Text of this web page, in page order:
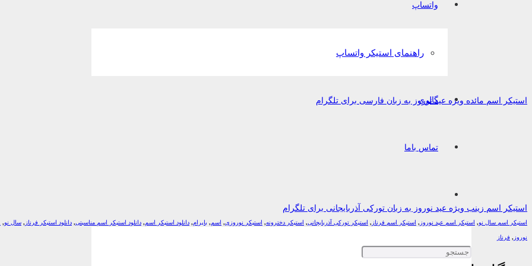
واتساپ
راهنمای استیکر واتساپ
گالری
تماس باما
استیکر اسم مائده ویژه عید نوروز به زبان فارسی برای تلگرام
استیکر اسم زینب ویژه عید نوروز به زبان تورکی آذربایجانی برای تلگرام
استیکر اسم سال نو, استیکر اسم عید نوروز , استیکر اسم فرناز , استیکر تورکی آذربایجانی, استیکر دخترونه, استیکر نوروزی, اسم, بایرام, دانلود استیکر اسم, دانلود استیکر اسم مناسبتی, دانلود استیکر فرناز , سال نو,
نوروز , فرناز